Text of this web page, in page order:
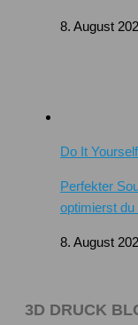
8. August
Do It
Perfekter
optimierst
8. August
3D DRUCK